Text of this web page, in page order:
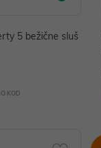
5 bežične sluš
KOD